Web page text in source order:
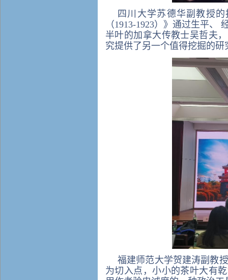
四川大学苏德华副教授
（1913-1923）》通过生平
半叶的加拿大传教士吴哲夫
究提供了另一个值得挖掘的研
福建师范大学贺建涛副教
为切入点，小小的茶叶大有